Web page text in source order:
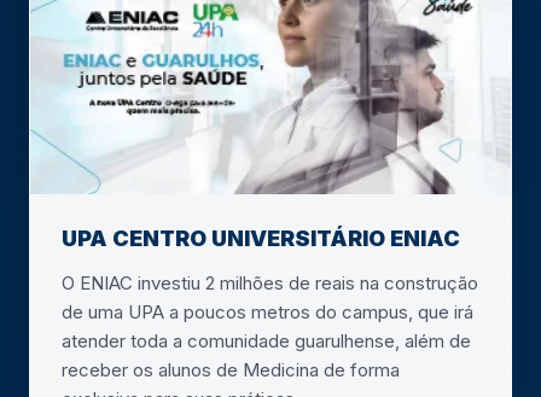
UPA CENTRO UNIVERSITÁRIO ENIAC
O ENIAC investiu 2 milhões de reais na construção
de uma UPA a poucos metros do campus, que irá
atender toda a comunidade guarulhense, além de
receber os alunos de Medicina de forma